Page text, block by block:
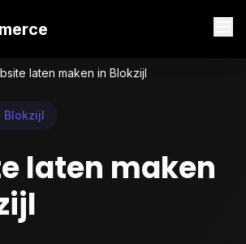
laten maken in Blokzijl
Blokzijl
laten maken